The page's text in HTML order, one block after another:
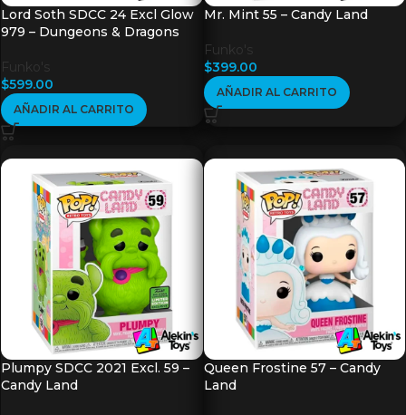
Lord Soth SDCC 24 Excl Glow
979 – Dungeons & Dragons
Funko's
$599.00
AÑADIR AL CARRITO
Mr. Mint 55 – Candy Land
Funko's
$399.00
AÑADIR AL CARRITO
Plumpy SDCC 2021 Excl. 59 –
Candy Land
Queen Frostine 57 – Candy
Land